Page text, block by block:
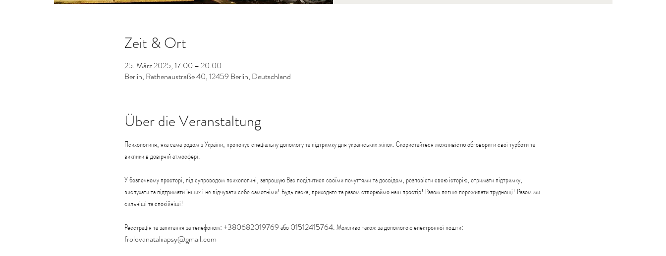
Zeit & Ort
25. März 2025, 17:00 – 20:00
Berlin, Rathenaustraße 40, 12459 Berlin, Deutschland
Über die Veranstaltung
Психологиня, яка сама родом з України, пропонує спеціальну допомогу та підтримку для українських жінок. Скористайтеся можливістю обговорити свої турботи та
виклики в довірчій атмосфері.
У безпечному просторі, під супроводом психологині, запрошую Вас поділитися своїми почуттями та досвідом, розповісти свою історію, отримати підтримку,
вислухати та підтримати інших і не відчувати себе самотніми! Будь ласка, приходьте та разом створюймо наш простір! Разом легше переживати труднощі! Разом ми
сильніші та спокійніші!
Реєстрація та запитання за телефоном: +380682019769 або 01512415764. Можливо також за допомогою електронної пошти:
frolovanataliiapsy@gmail.com